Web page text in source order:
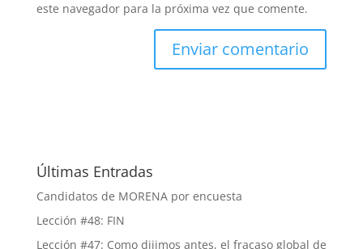
este navegador para la próxima vez que comente.
Últimas Entradas
Candidatos de MORENA por encuesta
Lección #48: FIN
Lección #47: Como dijimos antes, el fracaso global de